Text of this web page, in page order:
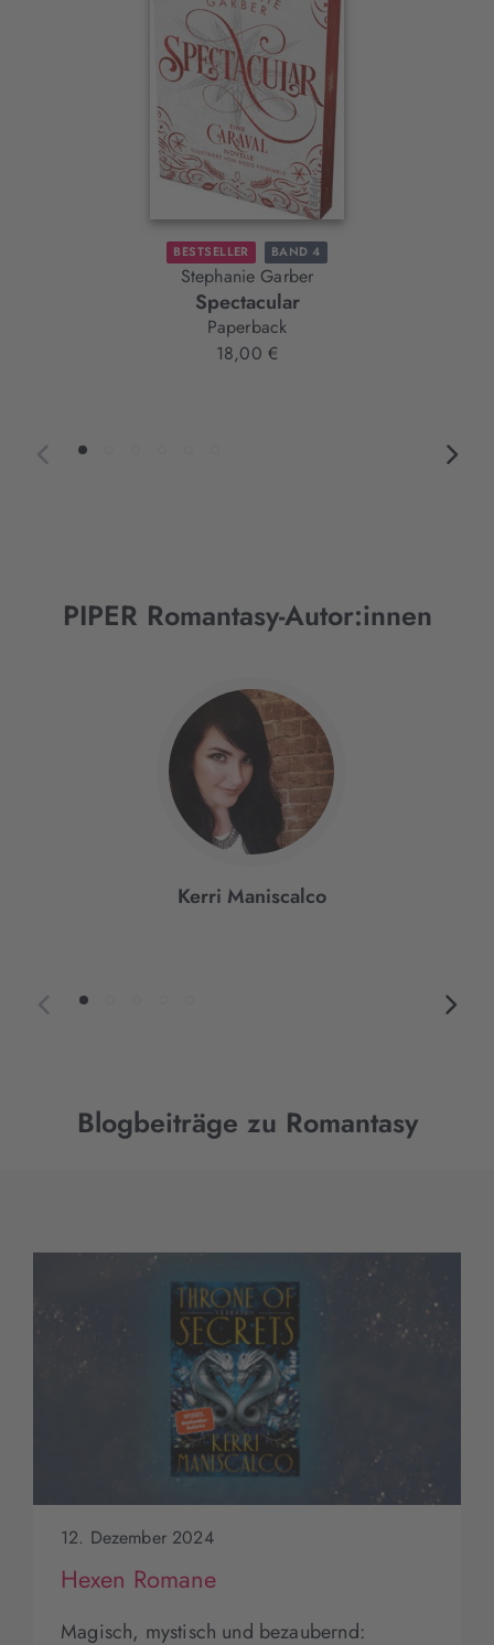
BESTSELLER BAND 4
Stephanie Garber
Spectacular
Paperback
18,00 €
PIPER Romantasy-Autor:innen
Kerri Maniscalco
Blogbeiträge zu Romantasy
12. Dezember 2024
Hexen Romane
Magisch, mystisch und bezaubernd: